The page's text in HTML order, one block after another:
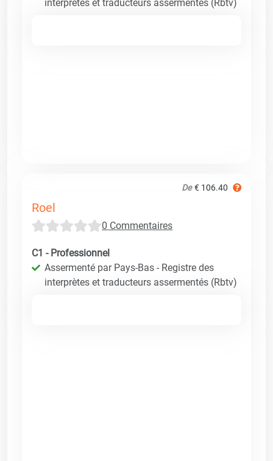
interprètes et traducteurs assermentés (Rbtv)
De € 106.40
Roel
0 Commentaires
C1 - Professionnel
Assermenté par Pays-Bas - Registre des
interprètes et traducteurs assermentés (Rbtv)